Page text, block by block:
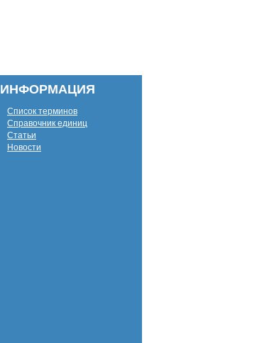
ИНФОРМАЦИЯ
Список терминов
Справочник единиц
Статьи
Новости